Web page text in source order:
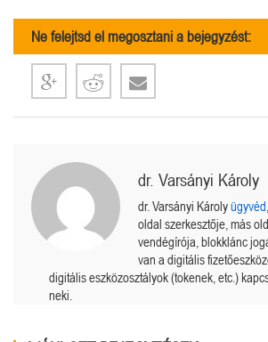
Ne felejtsd el megosztani a bejegyzést:
dr. Varsányi Károly
dr. Varsányi Károlyügyvéd
oldal szerkesztője, más
vendégírója, blokklánc
van a digitális
digitális eszközosztályok (tokenek, etc.)
neki.